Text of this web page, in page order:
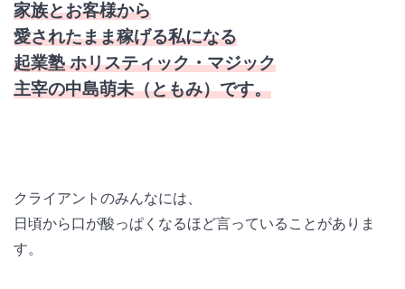
家族とお客様から
愛されたまま稼げる私になる
起業塾 ホリスティック・マジック
主宰の中島萌未（ともみ）です。
クライアントのみんなには、
日頃から口が酸っぱくなるほど言っていることがありま
す。